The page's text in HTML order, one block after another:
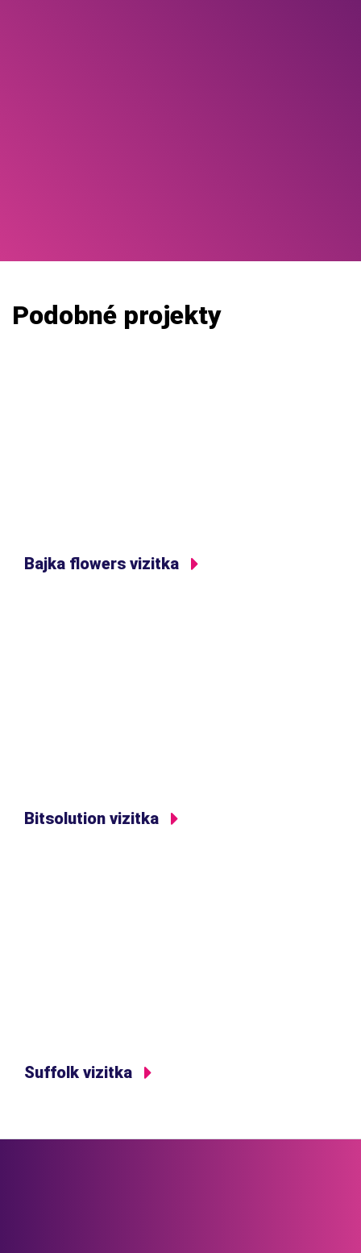
Podobné projekty
Bajka flowers vizitka
Bitsolution vizitka
Suffolk vizitka